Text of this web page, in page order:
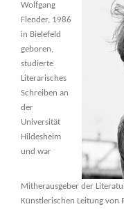
Wolfgang
Flender, 1986
in Bielefeld
geboren,
studierte
Literarisches
Schreiben an
der
Universität
Hildesheim
und war
Mitherausgeber der
Künstlerischen Leitung von